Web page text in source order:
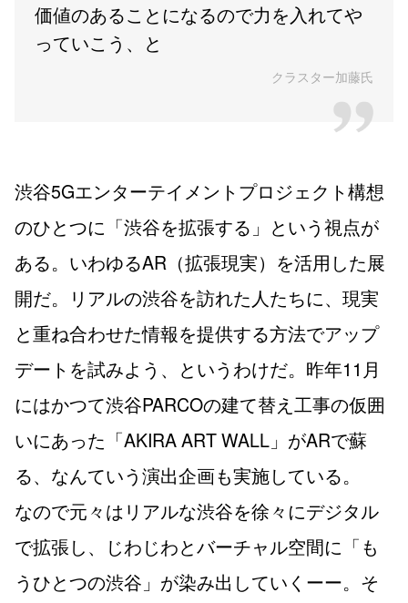
価値のあることになるので力を入れてや
っていこう、と
クラスター加藤氏
渋谷5Gエンターテイメントプロジェクト構想
のひとつに「渋谷を拡張する」という視点が
ある。いわゆるAR（拡張現実）を活用した展
開だ。リアルの渋谷を訪れた人たちに、現実
と重ね合わせた情報を提供する方法でアップ
デートを試みよう、というわけだ。昨年11月
にはかつて渋谷PARCOの建て替え工事の仮囲
いにあった「AKIRA ART WALL」がARで蘇
る、なんていう演出企画も実施している。
なので元々はリアルな渋谷を徐々にデジタル
で拡張し、じわじわとバーチャル空間に「も
うひとつの渋谷」が染み出していくーー。そ